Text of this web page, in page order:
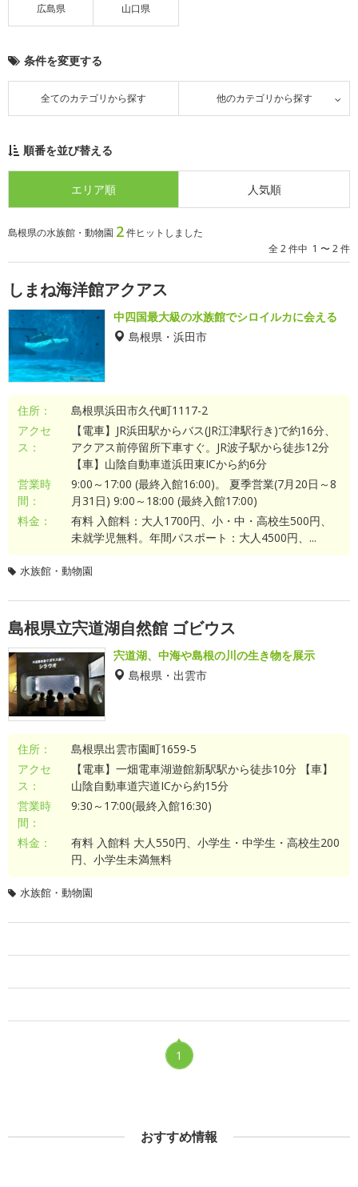
広島県 山口県
条件を変更する
全てのカテゴリから探す 他のカテゴリから探す
順番を並び替える
エリア順 人気順
島根県の水族館・動物園 2件ヒットしました
全 2 件中 1 〜 2 件
しまね海洋館アクアス
中四国最大級の水族館でシロイルカに会える
島根県・浜田市
住所：
島根県浜田市久代町1117-2
アクセ
ス：
【電車】JR浜田駅からバス(JR江津駅行き)で約16分、
アクアス前停留所下車すぐ。JR波子駅から徒歩12分
【車】山陰自動車道浜田東ICから約6分
営業時
間：
9:00～17:00 (最終入館16:00)。 夏季営業(7月20日～8
月31日) 9:00～18:00 (最終入館17:00)
料金：
有料 入館料：大人1700円、小・中・高校生500円、
未就学児無料。年間パスポート：大人4500円、...
水族館・動物園
島根県立宍道湖自然館 ゴビウス
宍道湖、中海や島根の川の生き物を展示
島根県・出雲市
住所：
島根県出雲市園町1659-5
アクセ
ス：
【電車】一畑電車湖遊館新駅駅から徒歩10分 【車】
山陰自動車道宍道ICから約15分
営業時
間：
9:30～17:00(最終入館16:30)
料金：
有料 入館料 大人550円、小学生・中学生・高校生200
円、小学生未満無料
水族館・動物園
1
おすすめ情報